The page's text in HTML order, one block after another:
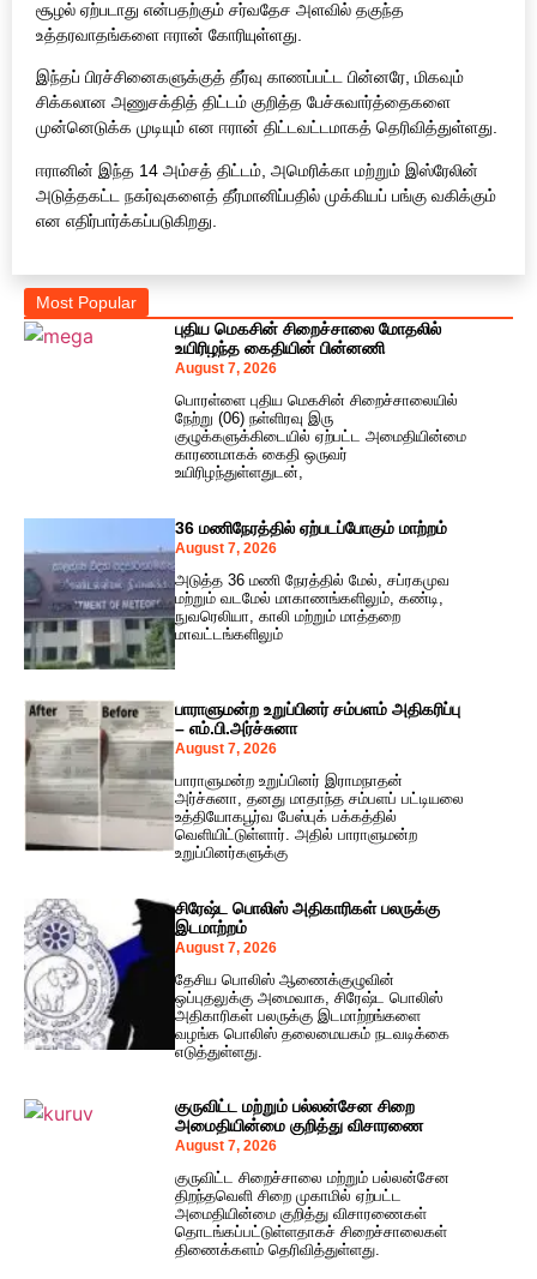
சூழல் ஏற்படாது என்பதற்கும் சர்வதேச அளவில் தகுந்த
உத்தரவாதங்களை ஈரான் கோரியுள்ளது.
இந்தப் பிரச்சினைகளுக்குத் தீர்வு காணப்பட்ட பின்னரே, மிகவும்
சிக்கலான அணுசக்தித் திட்டம் குறித்த பேச்சுவார்த்தைகளை
முன்னெடுக்க முடியும் என ஈரான் திட்டவட்டமாகத் தெரிவித்துள்ளது.
ஈரானின் இந்த 14 அம்சத் திட்டம், அமெரிக்கா மற்றும் இஸ்ரேலின்
அடுத்தகட்ட நகர்வுகளைத் தீர்மானிப்பதில் முக்கியப் பங்கு வகிக்கும்
என எதிர்பார்க்கப்படுகிறது.
Most Popular
புதிய மெகசின் சிறைச்சாலை மோதலில்
உயிரிழந்த கைதியின் பின்னணி
August 7, 2026
பொரள்ளை புதிய மெகசின் சிறைச்சாலையில்
நேற்று (06) நள்ளிரவு இரு
குழுக்களுக்கிடையில் ஏற்பட்ட அமைதியின்மை
காரணமாகக் கைதி ஒருவர்
உயிரிழந்துள்ளதுடன்,
36 மணிநேரத்தில் ஏற்படப்போகும் மாற்றம்
August 7, 2026
அடுத்த 36 மணி நேரத்தில் மேல், சப்ரகமுவ
மற்றும் வடமேல் மாகாணங்களிலும், கண்டி,
நுவரெலியா, காலி மற்றும் மாத்தறை
மாவட்டங்களிலும்
பாராளுமன்ற உறுப்பினர் சம்பளம் அதிகரிப்பு
– எம்.பி.அர்ச்சுனா
August 7, 2026
பாராளுமன்ற உறுப்பினர் இராமநாதன்
அர்ச்சுனா, தனது மாதாந்த சம்பளப் பட்டியலை
உத்தியோகபூர்வ பேஸ்புக் பக்கத்தில்
வெளியிட்டுள்ளார். அதில் பாராளுமன்ற
உறுப்பினர்களுக்கு
சிரேஷ்ட பொலிஸ் அதிகாரிகள் பலருக்கு
இடமாற்றம்
August 7, 2026
தேசிய பொலிஸ் ஆணைக்குழுவின்
ஒப்புதலுக்கு அமைவாக, சிரேஷ்ட பொலிஸ்
அதிகாரிகள் பலருக்கு இடமாற்றங்களை
வழங்க பொலிஸ் தலைமையகம் நடவடிக்கை
எடுத்துள்ளது.
குருவிட்ட மற்றும் பல்லன்சேன சிறை
அமைதியின்மை குறித்து விசாரணை
August 7, 2026
குருவிட்ட சிறைச்சாலை மற்றும் பல்லன்சேன
திறந்தவெளி சிறை முகாமில் ஏற்பட்ட
அமைதியின்மை குறித்து விசாரணைகள்
தொடங்கப்பட்டுள்ளதாகச் சிறைச்சாலைகள்
திணைக்களம் தெரிவித்துள்ளது.